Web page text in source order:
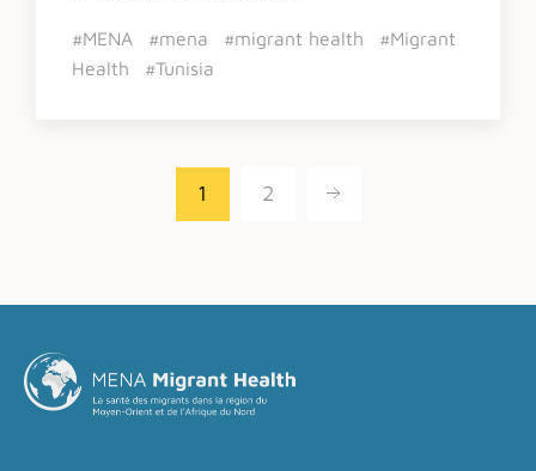
#MENA #mena #migrant health
#Migrant
Health
#Tunisia
1 2